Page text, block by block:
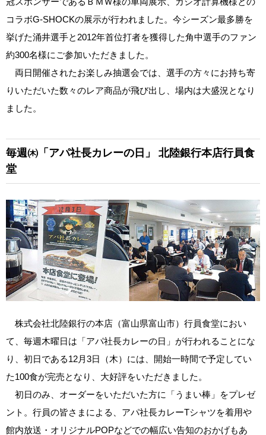
コラボG‐SHOCKの展示が行われました。今シーズン最多勝を
挙げた涌井選手と2012年首位打者を獲得した角中選手のファン
約300名様にご参加いただきました。
両日開催されたお楽しみ抽選会では、選手の方々にお持ち寄
りいただいた数々のレア商品が飛び出し、場内は大盛況となり
ました。
毎週㈭「アパ社長カレーの日」 北陸銀行本店行員食
堂
株式会社北陸銀行の本店（富山県富山市）行員食堂におい
て、毎週木曜日は「アパ社長カレーの日」が行われることにな
り、初日である12月3日（木）には、開始一時間で予定してい
た100食が完売となり、大好評をいただきました。
初日のみ、オーダーをいただいた方に「うまい棒」をプレゼ
ント。行員の皆さまによる、アパ社長カレーTシャツを着用や
館内放送・オリジナルPOPなどでの幅広い告知のおかげもあ